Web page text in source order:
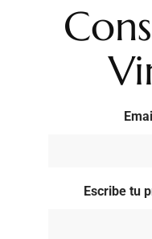
Escribe tu